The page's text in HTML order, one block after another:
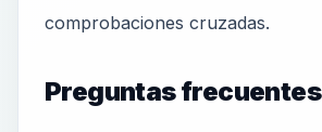
comprobaciones cruzadas.
Preguntas frecuentes